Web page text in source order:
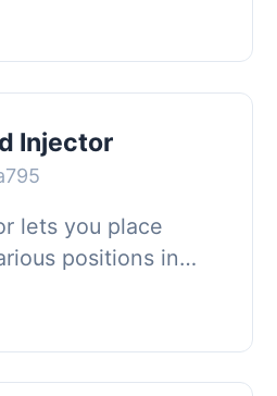
allows you to
a...
Injector
lets you place
positions in
, Multiple ad